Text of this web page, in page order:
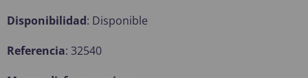
Disponibilidad: Disponible
Referencia: 32540